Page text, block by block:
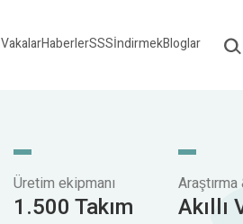
VakalarHaberlerSSSİndirmekBloglar
Üretim ekipmanı
1.500 Takım Akıllı